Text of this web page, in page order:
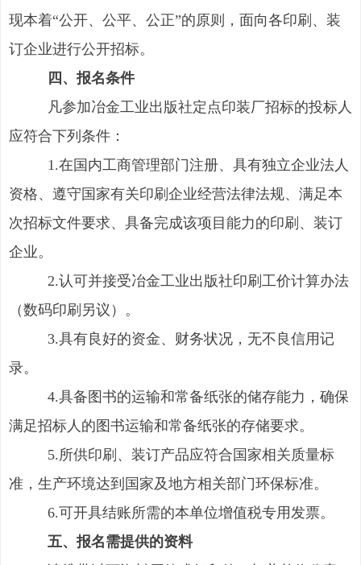
现本着“公开、公平、公正”的原则，面向各印刷、装
订企业进行公开招标。
四、报名条件
凡参加冶金工业出版社定点印装厂招标的投标人
应符合下列条件：
1.在国内工商管理部门注册、具有独立企业法人
资格、遵守国家有关印刷企业经营法律法规、满足本
次招标文件要求、具备完成该项目能力的印刷、装订
企业。
2.认可并接受冶金工业出版社印刷工价计算办法
（数码印刷另议）。
3.具有良好的资金、财务状况，无不良信用记
录。
4.具备图书的运输和常备纸张的储存能力，确保
满足招标人的图书运输和常备纸张的存储要求。
5.所供印刷、装订产品应符合国家相关质量标
准，生产环境达到国家及地方相关部门环保标准。
6.可开具结账所需的本单位增值税专用发票。
五、报名需提供的资料